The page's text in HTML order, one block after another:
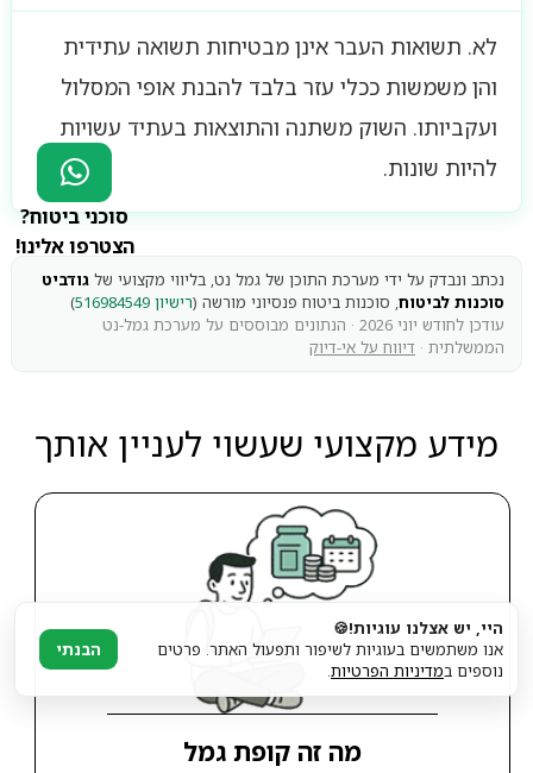
לא. תשואות העבר אינן מבטיחות תשואה עתידית
והן משמשות ככלי עזר בלבד להבנת אופי המסלול
ועקביותו. השוק משתנה והתוצאות בעתיד עשויות
להיות שונות.
נכתב ונבדק על ידי מערכת התוכן של גמל נט, בליווי מקצועי של גודביט
סוכנות לביטוח, סוכנות ביטוח פנסיוני מורשה (רישיון 516984549
)
עודכן לחודש יוני 2026 · הנתונים מבוססים על מערכת גמל-נט
הממשלתית · דיווח על אי-דיוק
מידע מקצועי שעשוי לעניין אותך
מה זה קופת גמל
סוכני ביטוח?
הצטרפו אלינו!
היי, יש אצלנו עוגיות!🍪
אנו משתמשים בעוגיות לשיפור ותפעול האתר. פרטים
נוספים במדיניות הפרטיות.
הבנתי